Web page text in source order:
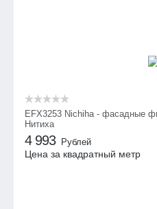
EFX3253 Nichiha - фасадные
Нитиха
4 993 Рублей
Цена за квадратный метр